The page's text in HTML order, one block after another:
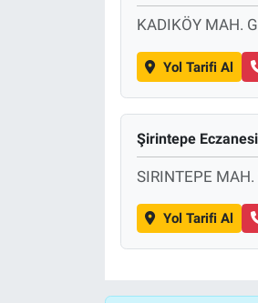
KADIKÖY MAH.
Yol Tarifi Al
Şirintepe Eczanesi
SIRINTEPE
Yol Tarifi Al